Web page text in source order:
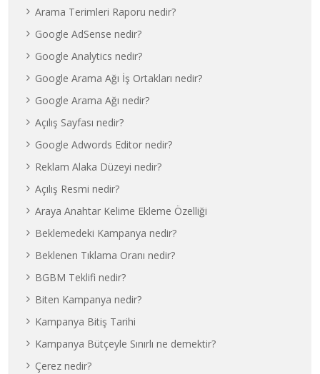
Arama Terimleri Raporu nedir?
Google AdSense nedir?
Google Analytics nedir?
Google Arama Ağı İş Ortakları nedir?
Google Arama Ağı nedir?
Açılış Sayfası nedir?
Google Adwords Editor nedir?
Reklam Alaka Düzeyi nedir?
Açılış Resmi nedir?
Araya Anahtar Kelime Ekleme Özelliği
Beklemedeki Kampanya nedir?
Beklenen Tıklama Oranı nedir?
BGBM Teklifi nedir?
Biten Kampanya nedir?
Kampanya Bitiş Tarihi
Kampanya Bütçeyle Sınırlı ne demektir?
Çerez nedir?